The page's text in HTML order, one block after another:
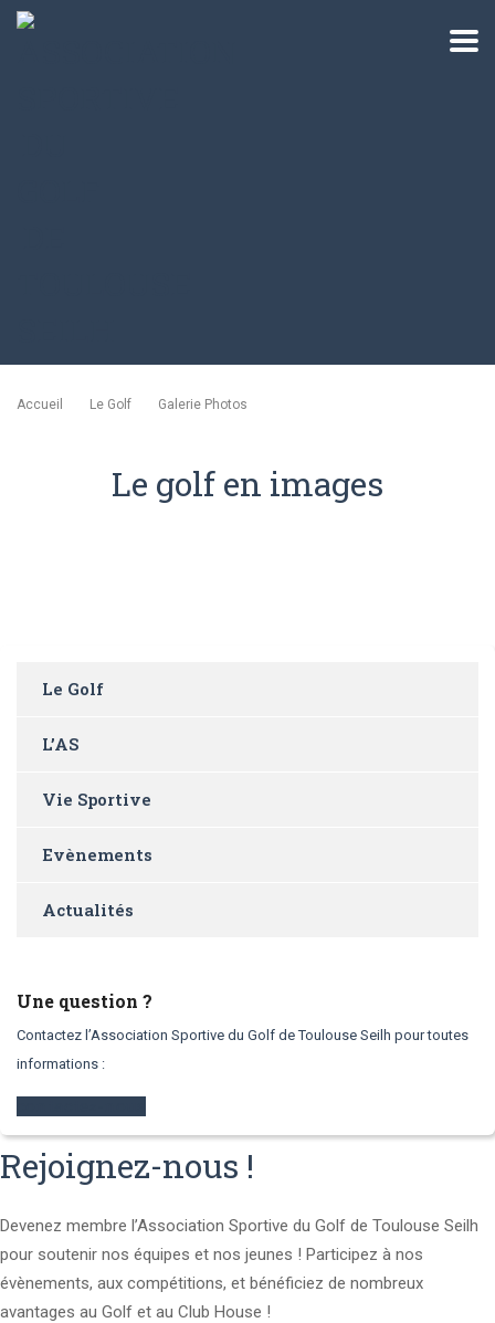
Accueil Le Golf Galerie Photos
Le golf en images
Le Golf
L’AS
Vie Sportive
Evènements
Actualités
Une question ?
Contactez l’Association Sportive du Golf de Toulouse Seilh pour toutes
informations :
Rejoignez-nous !
Devenez membre l’Association Sportive du Golf de Toulouse Seilh
pour soutenir nos équipes et nos jeunes ! Participez à nos
évènements, aux compétitions, et bénéficiez de nombreux
avantages au Golf et au Club House !